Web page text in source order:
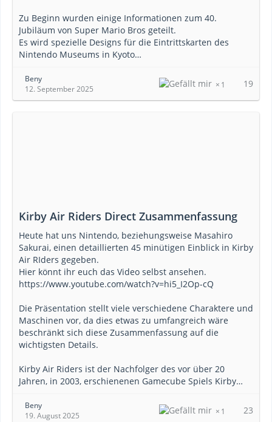
Zu Beginn wurden einige Informationen zum 40.
Jubiläum von Super Mario Bros geteilt.
Es wird spezielle Designs für die Eintrittskarten des
Nintendo Museums in Kyoto…
Beny
12. September 2025
1 19
Kirby Air Riders Direct Zusammenfassung
Heute hat uns Nintendo, beziehungsweise Masahiro
Sakurai, einen detaillierten 45 minütigen Einblick in Kirby
Air RIders gegeben.
Hier könnt ihr euch das Video selbst ansehen.
https://www.youtube.com/watch?v=hi5_I2Op-cQ
Die Präsentation stellt viele verschiedene Charaktere und
Maschinen vor, da dies etwas zu umfangreich wäre
beschränkt sich diese Zusammenfassung auf die
wichtigsten Details.
Kirby Air Riders ist der Nachfolger des vor über 20
Jahren, in 2003, erschienenen Gamecube Spiels Kirby…
Beny
19. August 2025
1 23